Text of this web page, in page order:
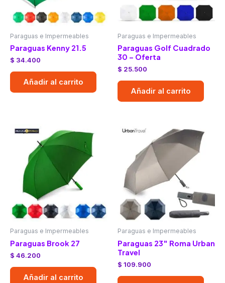
Paraguas e Impermeables
Paraguas Kenny 21.5
$ 34.400
Añadir al carrito
Paraguas e Impermeables
Paraguas Golf Cuadrado
30 – Oferta
$ 25.500
Añadir al carrito
Paraguas e Impermeables
Paraguas Brook 27
$ 46.200
Añadir al carrito
Paraguas e Impermeables
Paraguas 23″ Roma Urban
Travel
$ 109.900